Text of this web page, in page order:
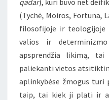
qadar), kuri buvo net
(Tychė, Moiros, Fortuna,
filosofijoje ir teologijoje
valios ir
apsprendžia likimą,
paliekanti vietos
aplinkybėse žmogus turi
taip, tai kiek ji plati ir